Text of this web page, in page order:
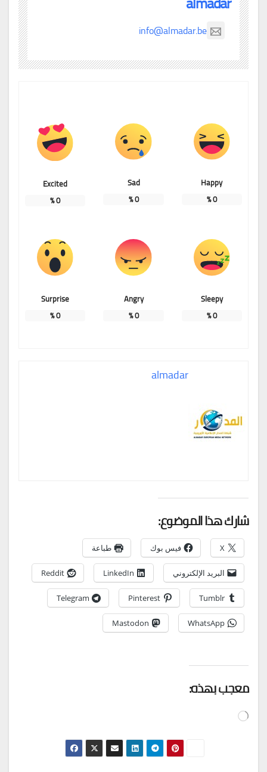
info@almadar.be
Happy
0
%
Sad
0
%
Excited
0
%
Sleepy
0
%
Angry
0
%
Surprise
0
%
almadar
شارك هذا الموضوع:
X فيس بوك طباعة
البريد الإلكتروني LinkedIn
Reddit
Tumblr
Pinterest
Telegram
WhatsApp
Mastodon
معجب بهذه:
جاري